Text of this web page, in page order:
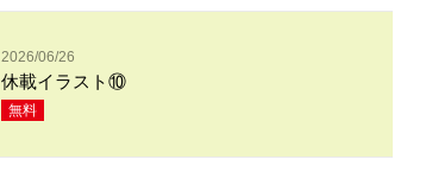
2026/06/26
休載イラスト⑩
無料